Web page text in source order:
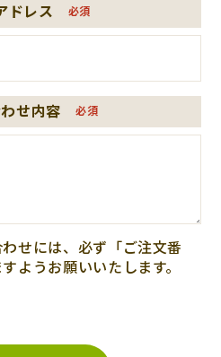
ドレス 必須
せ内容 必須
せには、必ず「ご注文番
ようお願いいたします。